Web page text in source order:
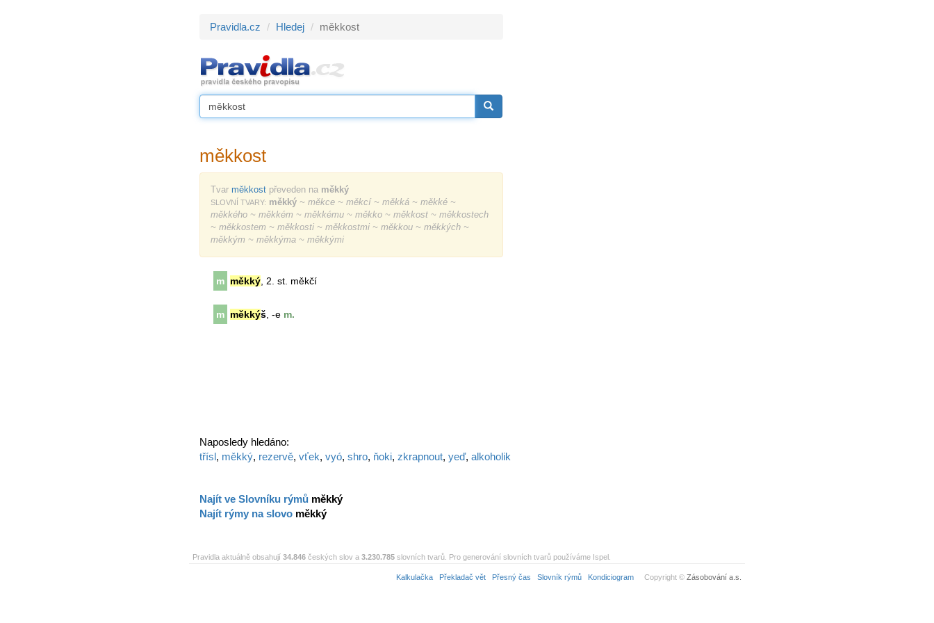
Pravidla.cz Hledej měkkost
měkkost
Tvar měkkost převeden na měkký
SLOVNÍ TVARY: měkký ~ měkce ~ měkcí ~ měkká ~ měkké ~
měkkého ~ měkkém ~ měkkému ~ měkko ~ měkkost ~ měkkostech
~ měkkostem ~ měkkosti ~ měkkostmi ~ měkkou ~ měkkých ~
měkkým ~ měkkýma ~ měkkými
m měkký , 2. st. měkčí
m měkkýš , -e m.
Naposledy hledáno:
třísl, měkký, rezervě, vťek, vyó, shro, ňoki, zkrapnout, yeď, alkoholik
Najít ve Slovníku rýmů měkký
Najít rýmy na slovo měkký
Pravidla aktuálně obsahují 34.846 českých slov a 3.230.785 slovních tvarů. Pro generování slovních tvarů používáme Ispel.
Kalkulačka Překladač vět Přesný čas Slovník rýmů Kondiciogram Copyright © Zásobování a.s.